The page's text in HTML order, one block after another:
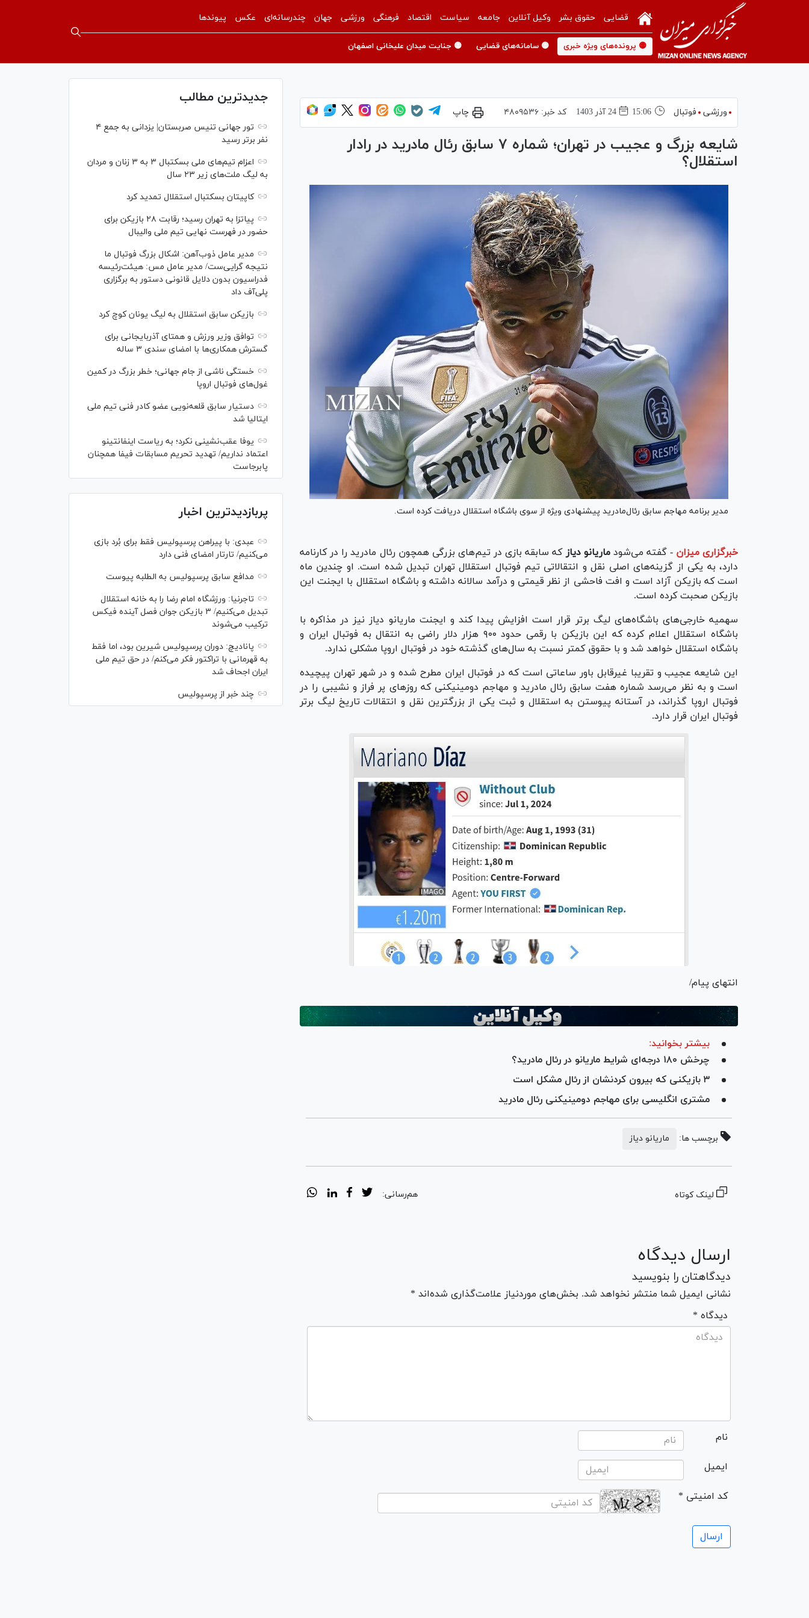
قضایی حقوق بشر وکیل آنلاین جامعه سیاست اقتصاد فرهنگی ورزشی جهان چندرسانه‌ای عکس پیوندها
🟡 پرونده‌های ویژه خبری 🟡 سامانه‌های قضایی 🟡 جنایت میدان علیخانی اصفهان
ورزشی فوتبال 15:06 24 آذر 1403 کد خبر:۴۸۰۹۵۳۶ چاپ
شایعه بزرگ و عجیب در تهران؛ شماره ۷ سابق رئال مادرید در رادار
استقلال؟
مدیر برنامه مهاجم سابق رئال‌مادرید پیشنهادی ویژه از سوی باشگاه استقلال دریافت کرده است.
خبرگزاری میزان - گفته می‌شودماریانو دیازکه سابقه بازی در تیم‌های بزرگی همچون رئال‌ مادرید را در کارنامه
دارد، به یکی از گزینه‌های اصلی نقل و انتقالاتی تیم فوتبال استقلال تهران تبدیل شده است. او چندین ماه
است که بازیکن آزاد است و افت فاحشی از نظر قیمتی و درآمد سالانه داشته و باشگاه استقلال با ایجنت این
بازیکن صحبت کرده است.
سهمیه خارجی‌های باشگاه‌های لیگ برتر قرار است افزایش پیدا کند و ایجنت ماریانو دیاز نیز در مذاکره با
باشگاه استقلال اعلام کرده که این بازیکن با رقمی حدود ۹۰۰ هزار دلار راضی به انتقال به فوتبال ایران و
باشگاه استقلال خواهد شد و با حقوق کمتر نسبت به سال‌های گذشته خود در فوتبال اروپا مشکلی ندارد.
این شایعه عجیب و تقریبا غیرقابل باور ساعاتی است که در فوتبال ایران مطرح شده و در شهر تهران پیچیده
است و به نظر می‌رسد شماره هفت سابق رئال مادرید و مهاجم دومینیکنی که روزهای پر فراز و نشیبی را در
فوتبال اروپا گذراند، در آستانه پیوستن به استقلال و ثبت یکی از بزرگترین نقل و انتقالات تاریخ لیگ برتر
فوتبال ایران قرار دارد.
انتهای پیام/
بیشتر بخوانید:
چرخش ۱۸۰ درجه‌ای شرایط ماریانو در رئال مادرید؟
۳ بازیکنی که بیرون کردنشان از رئال مشکل است
مشتری انگلیسی برای مهاجم دومینیکنی رئال مادرید
برچسب ها: ماریانو دیاز
لینک کوتاه هم‌رسانی:
ارسال دیدگاه
دیدگاهتان را بنویسید
نشانی ایمیل شما منتشر نخواهد شد. بخش‌های موردنیاز علامت‌گذاری شده‌اند *
* دیدگاه
نام
ایمیل
* کد امنیتی
جدیدترین مطالب
تور جهانی تنیس صربستان| یزدانی به جمع ۴
نفر برتر رسید
اعزام تیم‌های ملی بسکتبال ۳ به ۳ زنان و مردان
به لیگ ملت‌های زیر ۲۳ سال
کاپیتان بسکتبال استقلال تمدید کرد
پیاتزا به تهران رسید؛ رقابت ۲۸ بازیکن برای
حضور در فهرست نهایی تیم ملی والیبال
مدیر عامل ذوب‌آهن: اشکال بزرگ فوتبال ما
نتیجه گرایی‌ست/ مدیر عامل مس: هیئت‌رئیسه
فدراسیون بدون دلایل قانونی دستور به برگزاری
پلی‌آف داد
بازیکن سابق استقلال به لیگ یونان کوچ کرد
توافق وزیر ورزش و همتای آذربایجانی برای
گسترش همکاری‌ها با امضای سندی ۳ ساله
خستگی ناشی از جام جهانی؛ خطر بزرگ در کمین
غول‌های فوتبال اروپا
دستیار سابق قلعه‌نویی عضو کادر فنی تیم ملی
ایتالیا شد
یوفا عقب‌نشینی نکرد؛ به ریاست اینفانتینو
اعتماد نداریم/ تهدید تحریم مسابقات فیفا همچنان
پابرجاست
پربازدیدترین اخبار
عبدی: با پیراهن پرسپولیس فقط برای بُرد بازی
می‌کنیم/ تارتار امضای فنی دارد
مدافع سابق پرسپولیس به الطلبه پیوست
تاجرنیا: ورزشگاه امام رضا را به خانه استقلال
تبدیل می‌کنیم/ ۳ بازیکن جوان فصل آینده فیکس
ترکیب می‌شوند
پانادیچ: دوران پرسپولیس شیرین بود، اما فقط
به قهرمانی با تراکتور فکر می‌کنم/ در حق تیم ملی
ایران اجحاف شد
چند خبر از پرسپولیس